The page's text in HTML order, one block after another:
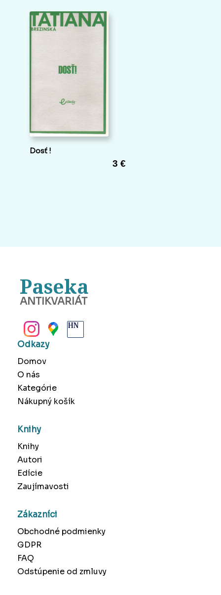
Dosť !
3 €
Paseka
ANTIKVARIÁT
Odkazy
Domov
O nás
Kategórie
Nákupný košík
Knihy
Knihy
Autori
Edície
Zaujímavosti
Zákazníci
Obchodné podmienky
GDPR
FAQ
Odstúpenie od zmluvy